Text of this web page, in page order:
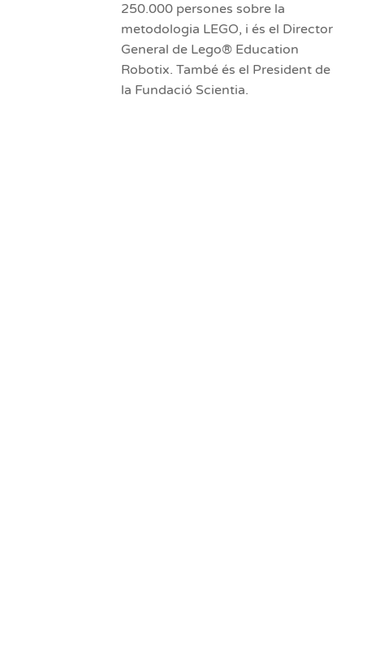
250.000 persones sobre la
metodologia LEGO, i és el Director
General de Lego® Education
Robotix. També és el President de
la Fundació Scientia.